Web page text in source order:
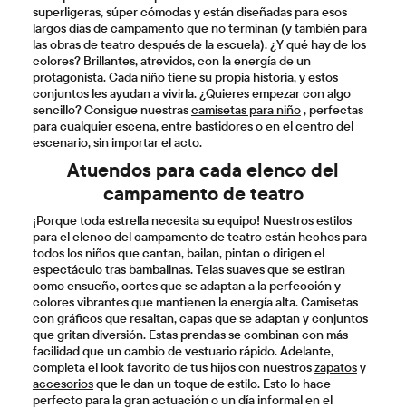
largos días de campamento que no terminan (y también para
las obras de teatro después de la escuela). ¿Y qué hay de los
colores? Brillantes, atrevidos, con la energía de un
protagonista. Cada niño tiene su propia historia, y estos
conjuntos les ayudan a vivirla. ¿Quieres empezar con algo
sencillo? Consigue nuestrascamisetas para niño, perfectas
para cualquier escena, entre bastidores o en el centro del
escenario, sin importar el acto.
Atuendos para cada elenco del
campamento de teatro
¡Porque toda estrella necesita su equipo! Nuestros estilos
para el elenco del campamento de teatro están hechos para
todos los niños que cantan, bailan, pintan o dirigen el
espectáculo tras bambalinas. Telas suaves que se estiran
como ensueño, cortes que se adaptan a la perfección y
colores vibrantes que mantienen la energía alta. Camisetas
con gráficos que resaltan, capas que se adaptan y conjuntos
que gritan diversión. Estas prendas se combinan con más
facilidad que un cambio de vestuario rápido. Adelante,
completa el look favorito de tus hijos con nuestroszapatos
accesoriosque le dan un toque de estilo. Esto lo hace
perfecto para la gran actuación o un día informal en el
campamento.